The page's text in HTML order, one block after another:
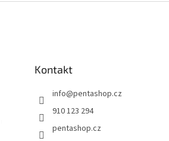
Kontakt
info@pentashop.cz
910 123 294
pentashop.cz